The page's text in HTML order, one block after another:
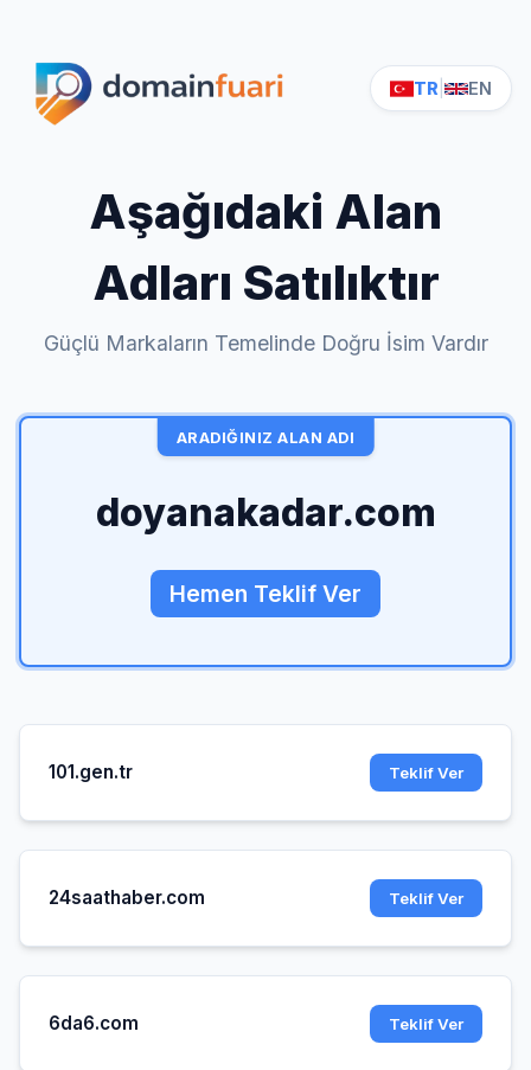
TR EN
Aşağıdaki Alan
Adları Satılıktır
Güçlü Markaların Temelinde Doğru İsim Vardır
ARADIĞINIZ ALAN ADI
doyanakadar.com
Hemen Teklif Ver
101.gen.tr Teklif Ver
24saathaber.com Teklif Ver
6da6.com Teklif Ver